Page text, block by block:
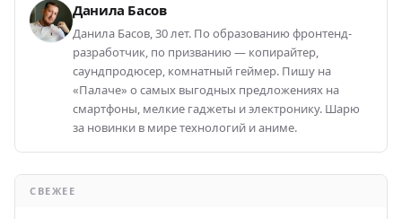
Данила Басов
Данила Басов, 30 лет. По образованию фронтенд-
разработчик, по призванию — копирайтер,
саундпродюсер, комнатный геймер. Пишу на
«Палаче» о самых выгодных предложениях на
смартфоны, мелкие гаджеты и электронику. Шарю
за новинки в мире технологий и аниме.
СВЕЖЕЕ